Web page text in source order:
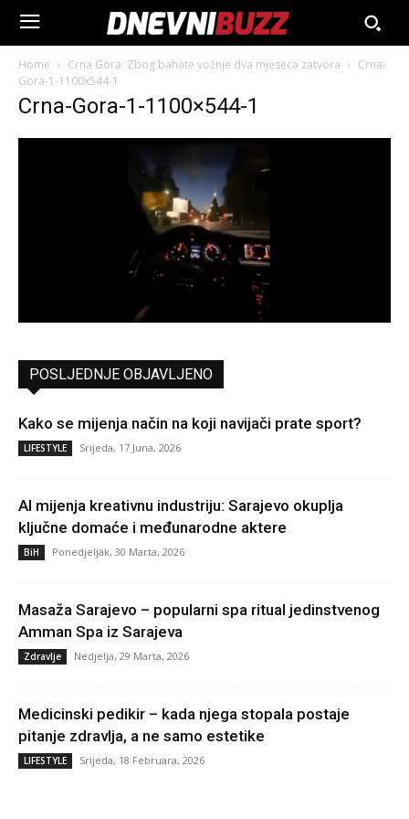
Home Crna Gora: Zbog bahate vožnje dva mjeseca zatvora
Crna-
Gora-1-1100x544-1
Crna-Gora-1-1100×544-1
POSLJEDNJE OBJAVLJENO
Kako se mijenja način na koji navijači prate sport?
LIFESTYLE Srijeda, 17 Juna, 2026
AI mijenja kreativnu industriju: Sarajevo okuplja
ključne domaće i međunarodne aktere
BiH Ponedjeljak, 30 Marta, 2026
Masaža Sarajevo – popularni spa ritual jedinstvenog
Amman Spa iz Sarajeva
Zdravlje Nedjelja, 29 Marta, 2026
Medicinski pedikir – kada njega stopala postaje
pitanje zdravlja, a ne samo estetike
LIFESTYLE Srijeda, 18 Februara, 2026